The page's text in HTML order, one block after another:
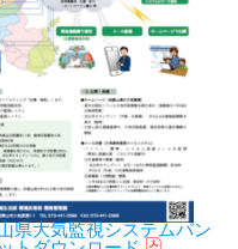
県大気監視システムパン